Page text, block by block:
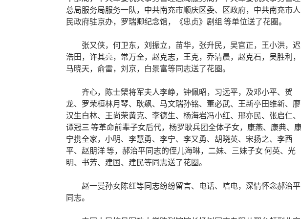
总局服务局服务一队，中共南充市顺庆区委、区政府，中共南充市人
民政府驻京办，罗瑞卿纪念馆，《忠贞》剧组 等单位送了花圈。
张又侠，何卫东，刘振立，苗华，张升民，吴官正，王小洪，迟
浩田，许其亮，常万全，赵克志，王克，乔清晨，赵克石，吴胜利，
马晓天，俞雷，刘京，白景富等同志送了花圈。
齐心，陈士榘将军夫人李峥，钟佩昭，习远平，及邓小平、贺
龙、罗荣桓林月琴、耿飙、马文瑞孙铭、董必武、王新亭田维新、廖
汉生白林、王尚荣黄克、李德生、杨海岩冯小红、邢亦民、张启仁、
谭冠三 等革命前辈子女后代，杨罗耿兵团全体子女，康燕、康典、
宁携全家，小明、李慧勇、李宁、李又勇、胡晓英、宋扬之、李西
平、赵朋洋 等，郝治平同志的侄儿海琳，二妹、三妹子女 何英、光
明、书芳、建国、建民等同志送了花圈。
赵一曼孙女陈红等同志纷纷留言、电话、唁电，深情怀念郝治平
同志。